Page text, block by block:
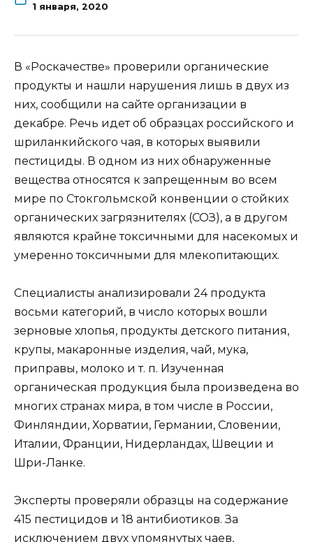
1 января, 2020
В «Роскачестве» проверили органические
продукты и нашли нарушения лишь в двух из
них, сообщили на сайте организации в
декабре. Речь идет об образцах российского и
шриланкийского чая, в которых выявили
пестициды. В одном из них обнаруженные
вещества относятся к запрещенным во всем
мире по Стокгольмской конвенции о стойких
органических загрязнителях (СОЗ), а в другом
являются крайне токсичными для насекомых и
умеренно токсичными для млекопитающих.
Специалисты анализировали 24 продукта
восьми категорий, в число которых вошли
зерновые хлопья, продукты детского питания,
крупы, макаронные изделия, чай, мука,
приправы, молоко и т. п. Изученная
органическая продукция была произведена во
многих странах мира, в том числе в России,
Финляндии, Хорватии, Германии, Словении,
Италии, Франции, Нидерландах, Швеции и
Шри-Ланке.
Эксперты проверяли образцы на содержание
415 пестицидов и 18 антибиотиков. За
исключением двух упомянутых чаев,